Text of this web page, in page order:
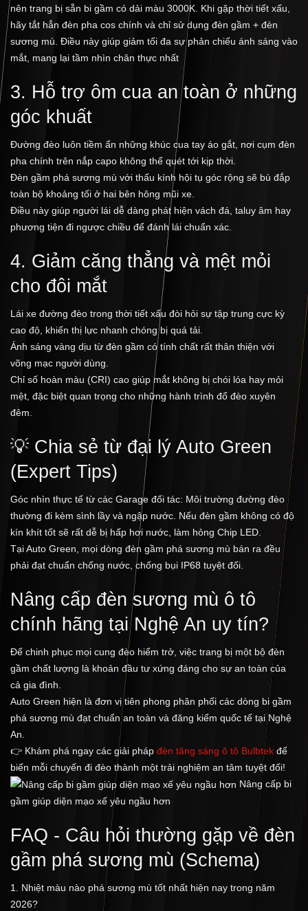
nên trang bị sẵn bi gầm có dải màu 3000K. Khi gặp thời tiết xấu,
hãy tắt hẳn đèn pha cos chính và chỉ sử dụng đèn gầm + đèn
sương mù. Điều này giúp giảm tối đa sự phản chiếu ánh sáng vào
mắt, mang lại tầm nhìn chân thực nhất
3. Hỗ trợ ôm cua an toàn ở những
góc khuất
Đường đèo luôn tiềm ẩn những khúc cua tay áo gắt, nơi cụm đèn
pha chính trên nắp capo không thể quét tới kịp thời.
Đèn gầm phá sương mù với thấu kính hội tụ góc rộng sẽ bù đắp
toàn bộ khoảng tối ở hai bên hông mũi xe.
Điều này giúp người lái dễ dàng phát hiện vách đá, taluy âm hay
phương tiện đi ngược chiều để đánh lái chuẩn xác.
4. Giảm căng thẳng và mệt mỏi
cho đôi mắt
Lái xe đường đèo trong thời tiết xấu đòi hỏi sự tập trung cực kỳ
cao độ, khiến thị lực nhanh chóng bị quá tải.
Ánh sáng vàng dịu từ đèn gầm có tính chất rất thân thiện với
võng mạc người dùng.
Chỉ số hoàn màu (CRI) cao giúp mắt không bị chói lóa hay mỏi
mệt, đặc biệt quan trọng cho những hành trình đổ đèo xuyên
đêm.
💡 Chia sẻ từ đại lý Auto Green
(Expert Tips)
Góc nhìn thực tế từ các Garage đối tác: Môi trường đường đèo
thường đi kèm sình lầy và ngập nước. Nếu đèn gầm không có độ
kín khít tốt sẽ rất dễ bị hấp hơi nước, làm hỏng Chip LED.
Tại Auto Green, mọi dòng đèn gầm phá sương mù bán ra đều
phải đạt chuẩn chống nước, chống bụi IP68 tuyệt đối.
Nâng cấp đèn sương mù ô tô
chính hãng tại Nghệ An uy tín?
Để chinh phục mọi cung đèo hiểm trở, việc trang bị một bộ đèn
gầm chất lượng là khoản đầu tư xứng đáng cho sự an toàn của
cả gia đình.
Auto Green hiện là đơn vị tiên phong phân phối các dòng bi gầm
phá sương mù đạt chuẩn an toàn và đăng kiểm quốc tế tại Nghệ
An.
👉 Khám phá ngay các giải pháp đèn tăng sáng ô tô Bulbtek để
biến mỗi chuyến đi đèo thành một trải nghiệm an tâm tuyệt đối!
Nâng cấp bi
gầm giúp diện mạo xế yêu ngầu hơn
FAQ - Câu hỏi thường gặp về đèn
gầm phá sương mù (Schema)
1. Nhiệt màu nào phá sương mù tốt nhất hiện nay trong năm
2026?